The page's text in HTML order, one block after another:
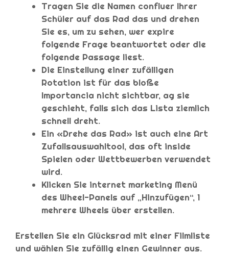
Tragen Sie die Namen confluer Ihrer
Schüler auf das Rad das und drehen
Sie es, um zu sehen, wer expire
folgende Frage beantwortet oder die
folgende Passage liest.
Die Einstellung einer zufälligen
Rotation ist für das bloße
Importancia nicht sichtbar, ag sie
geschieht, falls sich das Lista ziemlich
schnell dreht.
Ein «Drehe das Rad» ist auch eine Art
Zufallsauswahltool, das oft inside
Spielen oder Wettbewerben verwendet
wird.
Klicken Sie internet marketing Menü
des Wheel-Panels auf „Hinzufügen“, 1
mehrere Wheels über erstellen.
Erstellen Sie ein Glücksrad mit einer Filmliste
und wählen Sie zufällig einen Gewinner aus.